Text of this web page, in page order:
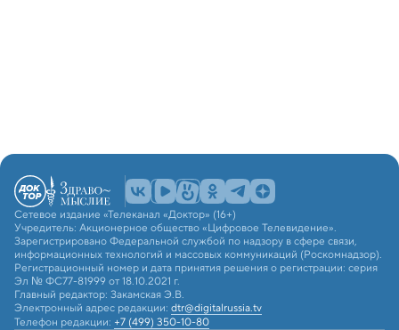
Сетевое издание «Телеканал «Доктор» (16+)
Учредитель: Акционерное общество «Цифровое Телевидение».
Зарегистрировано Федеральной службой по надзору в сфере связи,
информационных технологий и массовых коммуникаций (Роскомнадзор).
Регистрационный номер и дата принятия решения о регистрации: серия
Эл № ФС77-81999 от 18.10.2021 г.
Главный редактор: Закамская Э.В.
Электронный адрес редакции: dtr@digitalrussia.tv
Телефон редакции: +7 (499) 350-10-80